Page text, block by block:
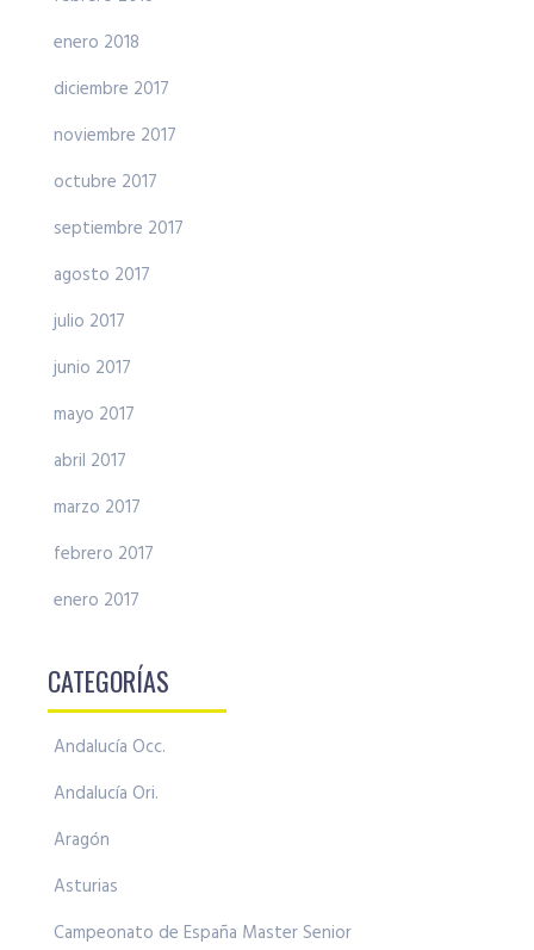
enero 2018
diciembre 2017
noviembre 2017
octubre 2017
septiembre 2017
agosto 2017
julio 2017
junio 2017
mayo 2017
abril 2017
marzo 2017
febrero 2017
enero 2017
CATEGORÍAS
Andalucía Occ.
Andalucía Ori.
Aragón
Asturias
Campeonato de España Master Senior